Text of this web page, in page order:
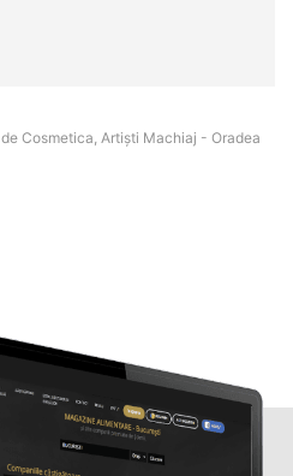
Cosmetica, Artiști Machiaj - Oradea